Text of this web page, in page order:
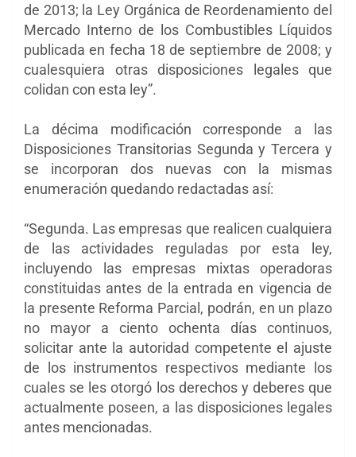
de 2013; la Ley Orgánica de Reordenamiento del
Mercado Interno de los Combustibles Líquidos
publicada en fecha 18 de septiembre de 2008; y
cualesquiera otras disposiciones legales que
colidan con esta ley”.
La décima modificación corresponde a las
Disposiciones Transitorias Segunda y Tercera y
se incorporan dos nuevas con la mismas
enumeración quedando redactadas así:
“Segunda. Las empresas que realicen cualquiera
de las actividades reguladas por esta ley,
incluyendo las empresas mixtas operadoras
constituidas antes de la entrada en vigencia de
la presente Reforma Parcial, podrán, en un plazo
no mayor a ciento ochenta días continuos,
solicitar ante la autoridad competente el ajuste
de los instrumentos respectivos mediante los
cuales se les otorgó los derechos y deberes que
actualmente poseen, a las disposiciones legales
antes mencionadas.